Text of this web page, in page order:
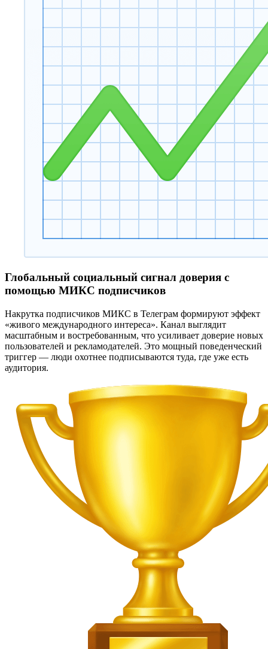
Глобальный социальный сигнал доверия с
помощью МИКС подписчиков
Накрутка подписчиков МИКС в Телеграм формируют эффект
«живого международного интереса». Канал выглядит
масштабным и востребованным, что усиливает доверие новых
пользователей и рекламодателей. Это мощный поведенческий
триггер — люди охотнее подписываются туда, где уже есть
аудитория.